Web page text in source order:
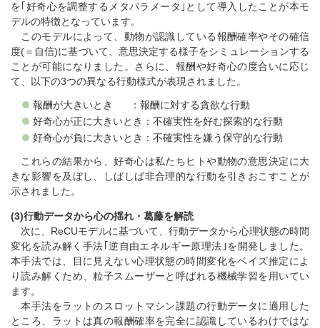
を｢好奇心を調整するメタパラメータ｣として導入したことが本モ
デルの特徴となっています。
このモデルによって、動物が認識している報酬確率やその確信
度(＝自信)に基づいて、意思決定する様子をシミュレーションする
ことが可能になりました。さらに、報酬や好奇心の度合いに応じ
て、以下の3つの異なる行動様式が表現されました。
報酬が大きいとき ：報酬に対する貪欲な行動
好奇心が正に大きいとき：不確実性を好む探索的な行動
好奇心が負に大きいとき：不確実性を嫌う保守的な行動
これらの結果から、好奇心は私たちヒトや動物の意思決定に大
きな影響を及ぼし、しばしば非合理的な行動を引きおこすことが
示されました。
(3)行動データから心の揺れ・葛藤を解読
次に、ReCUモデルに基づいて、行動データから心理状態の時間
変化を読み解く手法｢逆自由エネルギー原理法｣を開発しました。
本手法では、目に見えない心理状態の時間変化をベイズ推定によ
り読み解くため、粒子スムーザーと呼ばれる機械学習を用いてい
ます。
本手法をラットのスロットマシン課題の行動データに適用した
ところ、ラットは真の報酬確率を完全に認識しているわけではな